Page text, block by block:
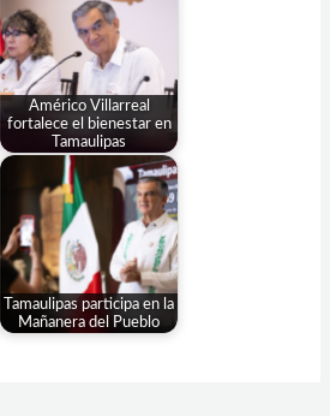
Américo Villarreal
fortalece el bienestar en
Tamaulipas
Tamaulipas participa en la
Mañanera del Pueblo